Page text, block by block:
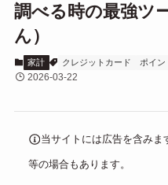
調べる時の最強ツ
ん）
家計 クレジットカード ポイン
2026-03-22
当サイトには広告を含み
等の場合もあります。